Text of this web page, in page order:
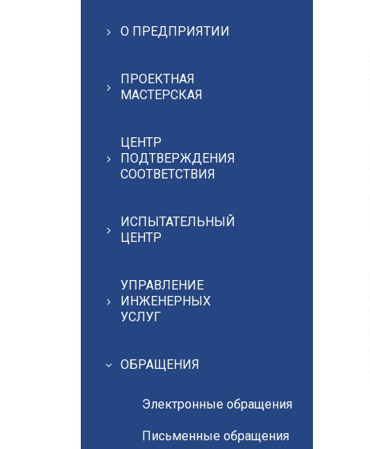
О ПРЕДПРИЯТИИ
ПРОЕКТНАЯ
МАСТЕРСКАЯ
ЦЕНТР
ПОДТВЕРЖДЕНИЯ
СООТВЕТСТВИЯ
ИСПЫТАТЕЛЬНЫЙ
ЦЕНТР
УПРАВЛЕНИЕ
ИНЖЕНЕРНЫХ
УСЛУГ
ОБРАЩЕНИЯ
Электронные обращения
Письменные обращения